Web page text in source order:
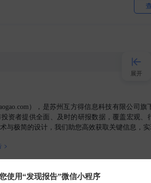
铜箔专题：AI驱动高端电子铜箔量价齐
覆铜板CCL行业深度报告：AI驱动覆铜
美国能源行业：能源板块广度逼近历史水平，胡塞武装带
公司深度报告：央企控股，左手金矿右手
），是苏州互方得信息科技有限公司
资者提供全面、及时的研报数据，覆盖宏观、
与极简的设计，我们助您高效获取关键信息，
>
客户端
使用“发现报告”微信小程序
展开
接入AI
小程序
APP